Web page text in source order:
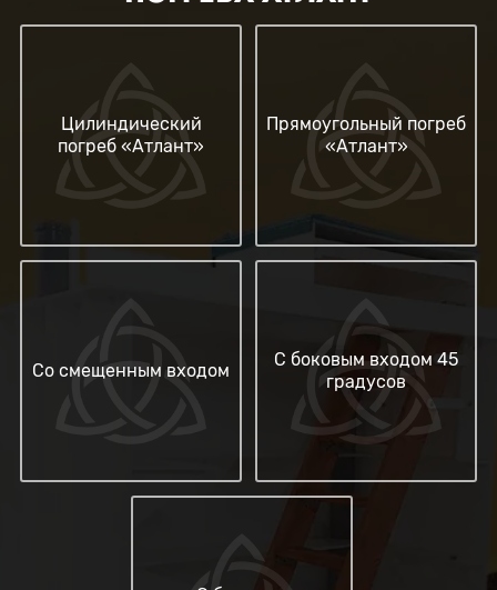
Цилиндический
погреб «Атлант»
Прямоугольный погреб
«Атлант»
Со смещенным входом
С боковым входом 45
градусов